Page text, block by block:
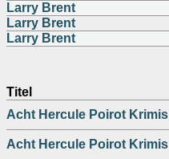
Larry Brent
Larry Brent
Larry Brent
Titel
Acht Hercule Poirot Krimis
Acht Hercule Poirot Krimis